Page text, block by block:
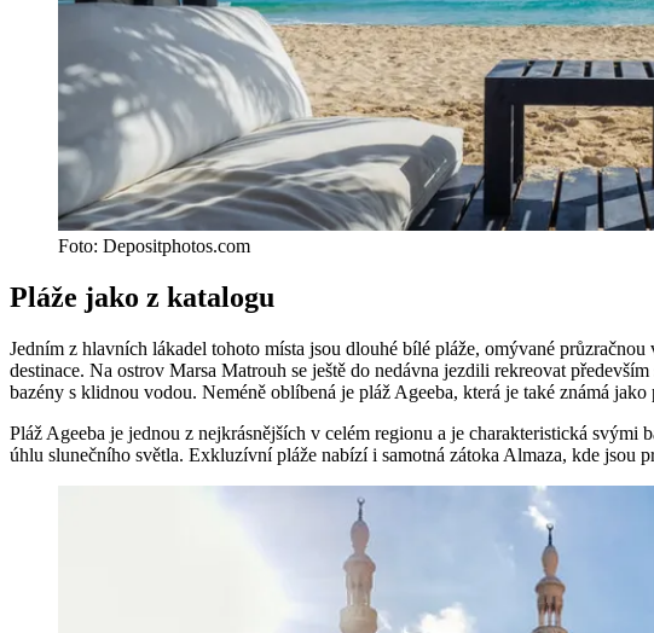
Foto: Depositphotos.com
Pláže jako z katalogu
Jedním z hlavních lákadel tohoto místa jsou dlouhé bílé pláže, omývané
destinace. Na ostrov Marsa Matrouh se ještě do nedávna jezdili rekreovat
bazény s klidnou vodou. Neméně oblíbená je pláž Ageeba, která je také známá jako
Pláž Ageeba je jednou z nejkrásnějších v celém regionu a je charakteristická
úhlu slunečního světla. Exkluzívní pláže nabízí i samotná zátoka Almaza, kde jsou